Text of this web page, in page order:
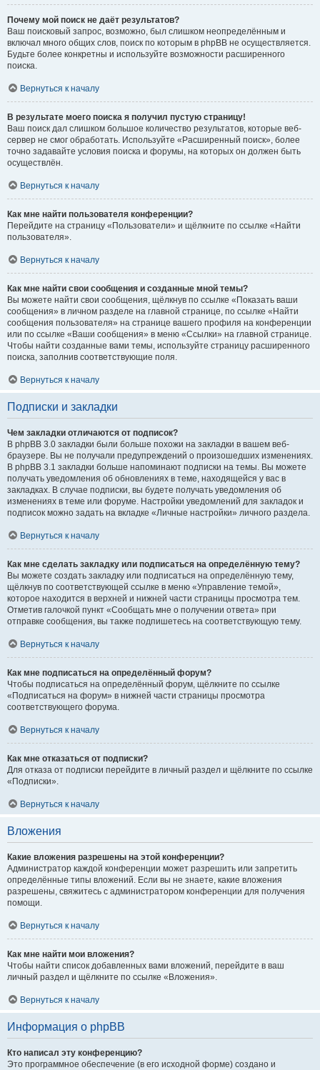
Почему мой поиск не даёт результатов?
Ваш поисковый запрос, возможно, был слишком неопределённым и
включал много общих слов, поиск по которым в phpBB не осуществляется.
Будьте более конкретны и используйте возможности расширенного
поиска.
Вернуться к началу
В результате моего поиска я получил пустую страницу!
Ваш поиск дал слишком большое количество результатов, которые веб-
сервер не смог обработать. Используйте «Расширенный поиск», более
точно задавайте условия поиска и форумы, на которых он должен быть
осуществлён.
Вернуться к началу
Как мне найти пользователя конференции?
Перейдите на страницу «Пользователи» и щёлкните по ссылке «Найти
пользователя».
Вернуться к началу
Как мне найти свои сообщения и созданные мной темы?
Вы можете найти свои сообщения, щёлкнув по ссылке «Показать ваши
сообщения» в личном разделе на главной странице, по ссылке «Найти
сообщения пользователя» на странице вашего профиля на конференции
или по ссылке «Ваши сообщения» в меню «Ссылки» на главной странице.
Чтобы найти созданные вами темы, используйте страницу расширенного
поиска, заполнив соответствующие поля.
Вернуться к началу
Подписки и закладки
Чем закладки отличаются от подписок?
В phpBB 3.0 закладки были больше похожи на закладки в вашем веб-
браузере. Вы не получали предупреждений о произошедших изменениях.
В phpBB 3.1 закладки больше напоминают подписки на темы. Вы можете
получать уведомления об обновлениях в теме, находящейся у вас в
закладках. В случае подписки, вы будете получать уведомления об
изменениях в теме или форуме. Настройки уведомлений для закладок и
подписок можно задать на вкладке «Личные настройки» личного раздела.
Вернуться к началу
Как мне сделать закладку или подписаться на определённую тему?
Вы можете создать закладку или подписаться на определённую тему,
щёлкнув по соответствующей ссылке в меню «Управление темой»,
которое находится в верхней и нижней части страницы просмотра тем.
Отметив галочкой пункт «Сообщать мне о получении ответа» при
отправке сообщения, вы также подпишетесь на соответствующую тему.
Вернуться к началу
Как мне подписаться на определённый форум?
Чтобы подписаться на определённый форум, щёлкните по ссылке
«Подписаться на форум» в нижней части страницы просмотра
соответствующего форума.
Вернуться к началу
Как мне отказаться от подписки?
Для отказа от подписки перейдите в личный раздел и щёлкните по ссылке
«Подписки».
Вернуться к началу
Вложения
Какие вложения разрешены на этой конференции?
Администратор каждой конференции может разрешить или запретить
определённые типы вложений. Если вы не знаете, какие вложения
разрешены, свяжитесь с администратором конференции для получения
помощи.
Вернуться к началу
Как мне найти мои вложения?
Чтобы найти список добавленных вами вложений, перейдите в ваш
личный раздел и щёлкните по ссылке «Вложения».
Вернуться к началу
Информация о phpBB
Кто написал эту конференцию?
Это программное обеспечение (в его исходной форме) создано и